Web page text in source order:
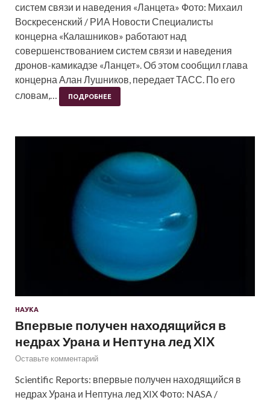
систем связи и наведения «Ланцета» Фото: Михаил
Воскресенский / РИА Новости Специалисты
концерна «Калашников» работают над
совершенствованием систем связи и наведения
дронов-камикадзе «Ланцет». Об этом сообщил глава
концерна Алан Лушников, передает ТАСС. По его
словам,…
ПОДРОБНЕЕ
НАУКА
Впервые получен находящийся в
недрах Урана и Нептуна лед XIX
Оставьте комментарий
Scientific Reports: впервые получен находящийся в
недрах Урана и Нептуна лед XIX Фото: NASA /